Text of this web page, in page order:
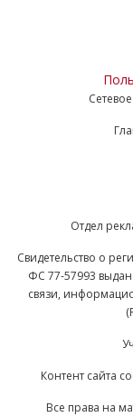
Отдел
Свидетельство о
ФС 77-57993
связи,
Контент сайта
Все права на